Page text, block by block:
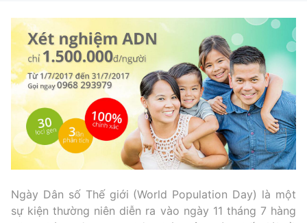
Bệnh tan máu Thalassemia
Xét nghiệm động vật
Ngày Dân số Thế giới (World Population Day) là một
sự kiện thường niên diễn ra vào ngày 11 tháng 7 hàng